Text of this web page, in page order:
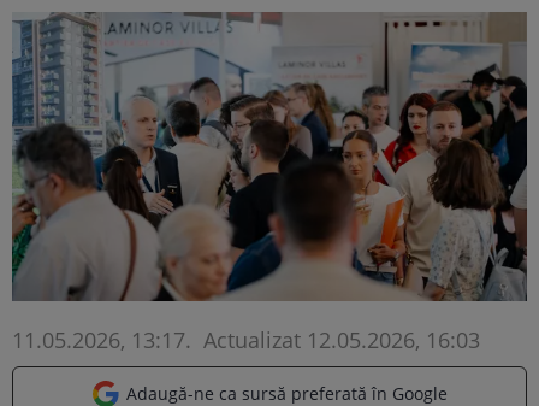
11.05.2026, 13:17. Actualizat 12.05.2026, 16:03
Adaugă-ne ca sursă preferată în Google